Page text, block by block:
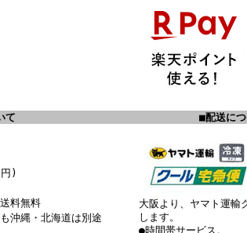
て ■配送に
)
料無料
沖縄・北海道は別途
大阪より、ヤマト運輸
します。
●時間帯サービス。